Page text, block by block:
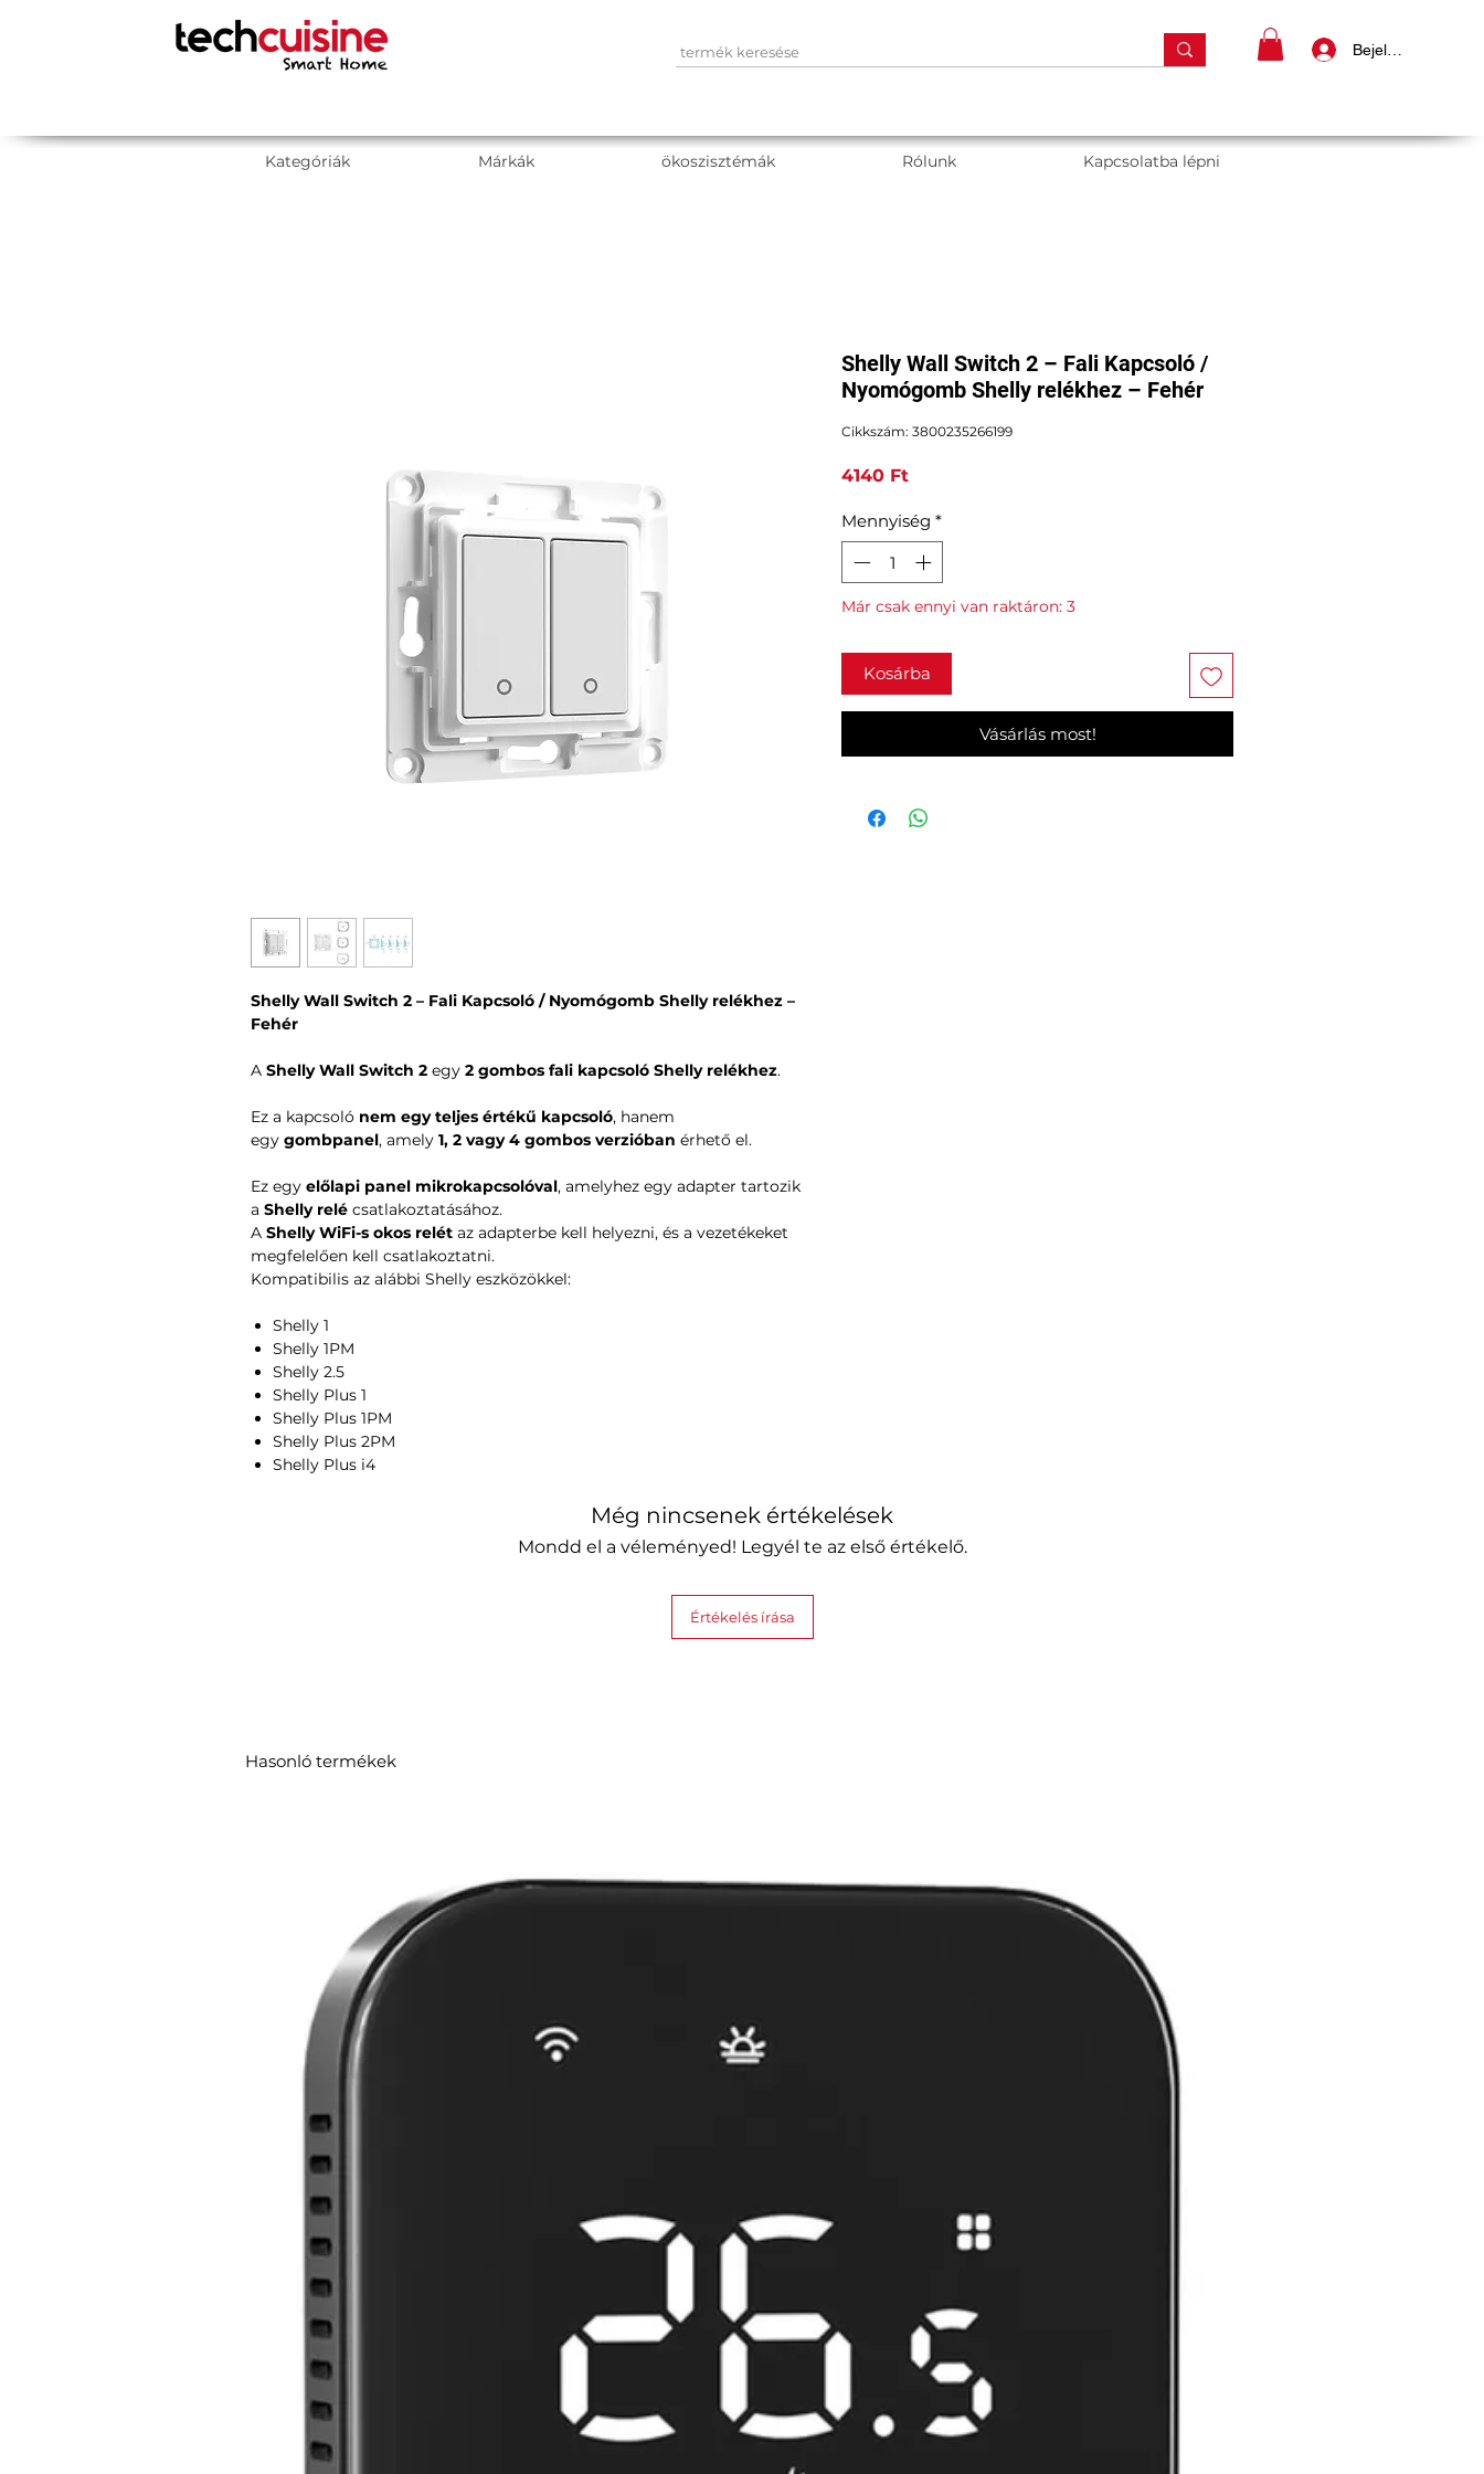
Bejelentkezés
Kategóriák Márkák ökoszisztémák Rólunk Kapcsolatba lépni
Shelly Wall Switch 2 – Fali Kapcsoló / Nyomógomb Shelly relékhez –
Fehér
A Shelly Wall Switch 2 egy 2 gombos fali kapcsoló Shelly relékhez.
Ez a kapcsoló nem egy teljes értékű kapcsoló, hanem
egy gombpanel, amely 1, 2 vagy 4 gombos verzióban érhető el.
Ez egy előlapi panel mikrokapcsolóval, amelyhez egy adapter tartozik
a Shelly relé csatlakoztatásához.
A Shelly WiFi-s okos relét az adapterbe kell helyezni, és a vezetékeket
megfelelően kell csatlakoztatni.
Kompatibilis az alábbi Shelly eszközökkel:
Shelly 1
Shelly 1PM
Shelly 2.5
Shelly Plus 1
Shelly Plus 1PM
Shelly Plus 2PM
Shelly Plus i4
Shelly Wall Switch 2 – Fali Kapcsoló /
Nyomógomb Shelly relékhez – Fehér
Cikkszám: 3800235266199
4140 FtÁr
Mennyiség *
Már csak ennyi van raktáron: 3
Kosárba
Vásárlás most!
Még nincsenek értékelések
Mondd el a véleményed! Legyél te az első értékelő.
Értékelés írása
Hasonló termékek